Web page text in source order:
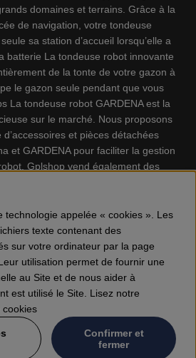
domaines et terrains. Grâce à la
de navigation, votre tondeuse
sa station d’accueil lorsqu’elle a
batterie La tondeuse robot innovante
de la tonte de votre gazon à
le gazon seule pendant que vous
La tondeuse robot GARDENA est la
sur le marché. Nous proposons
et pièces détachées
et GARDENA pour faciliter la gestion
Gplshop vend également des
Débroussailleuses, Taille haies,
Souffleuses à neige, Nettoyeurs
Découpeuses, Haches, Outils
Carburants, Jouets ETC.
technologie appelée « cookies ». Les
texte contenant des
sur votre ordinateur par la page
utilisation permet de fournir une
au Site et de nous aider à
est utilisé le Site. Lisez notre
cookies
Confirmer et
fermer